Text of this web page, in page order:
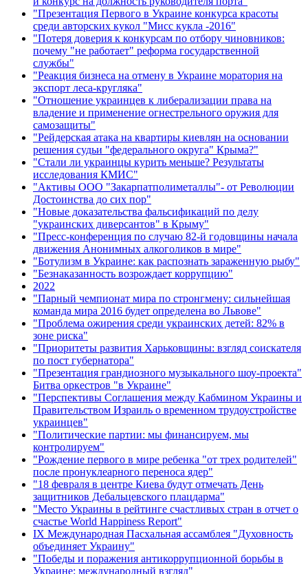
"Презентация Первого в Украине конкурса красоты
среди авторских кукол "Мисс кукла -2016"
"Потеря доверия к конкурсам по отбору чиновников:
почему "не работает" реформа государственной
службы"
"Реакция бизнеса на отмену в Украине моратория на
экспорт леса-кругляка"
"Отношение украинцев к либерализации права на
владение и применение огнестрельного оружия для
самозащиты"
"Рейдерская атака на квартиры киевлян на основании
решения судьи "федерального округа" Крыма?"
"Стали ли украинцы курить меньше? Результаты
исследования КМИС"
"Активы ООО "Закарпатполиметаллы"- от Революции
Достоинства до сих пор"
"Новые доказательства фальсификаций по делу
"украинских диверсантов" в Крыму"
"Пресс-конференция по случаю 82-й годовщины начала
движения Анонимных алкоголиков в мире"
"Ботулизм в Украине: как распознать зараженную рыбу"
"Безнаказанность возрождает коррупцию"
2022
"Парный чемпионат мира по стронгмену: сильнейшая
команда мира 2016 будет определена во Львове"
"Проблема ожирения среди украинских детей: 82% в
зоне риска"
"Приоритеты развития Харьковщины: взгляд соискателя
по пост губернатора"
"Презентация грандиозного музыкального шоу-проекта"
Битва оркестров "в Украине"
"Перспективы Соглашения между Кабмином Украины и
Правительством Израиль о временном трудоустройстве
украинцев"
"Политические партии: мы финансируем, мы
контролируем"
"Рождение первого в мире ребенка "от трех родителей"
после пронуклеарного переноса ядер"
"18 февраля в центре Киева будут отмечать День
защитников Дебальцевского плацдарма"
"Место Украины в рейтинге счастливых стран в отчет о
счастье World Happiness Report"
ІХ Международная Пасхальная ассамблея "Духовность
объединяет Украину"
"Победы и поражения антикоррупционной борьбы в
Украине: международный взгляд"